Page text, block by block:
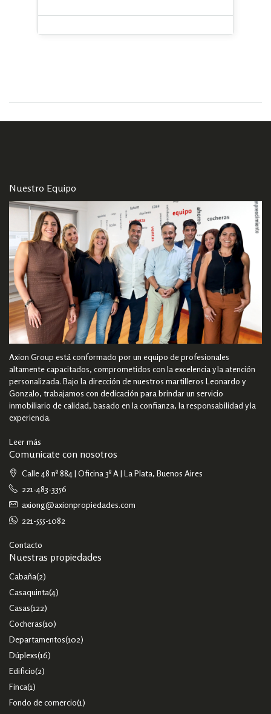
Nuestro Equipo
Axion Group está conformado por un equipo de profesionales
altamente capacitados, comprometidos con la excelencia y la atención
personalizada. Bajo la dirección de nuestros martilleros Leonardo y
Gonzalo, trabajamos con dedicación para brindar un servicio
inmobiliario de calidad, basado en la confianza, la responsabilidad y la
experiencia.
Leer más
Comunicate con nosotros
Calle 48 nº 884 | Oficina 3º A | La Plata, Buenos Aires
221-483-3356
axiong@axionpropiedades.com
221-555-1082
Contacto
Nuestras propiedades
Cabaña(2)
Casaquinta(4)
Casas(122)
Cocheras(10)
Departamentos(102)
Dúplexs(16)
Edificio(2)
Finca(1)
Fondo de comercio(1)